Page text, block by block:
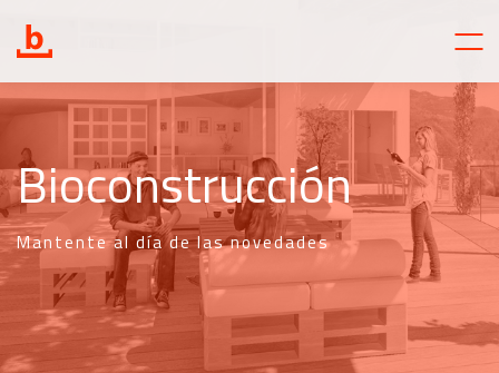
Bioconstrucción
Mantente al día de las novedades